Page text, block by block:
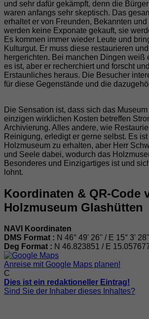
und sehr dafür gekämpft, denn die
waren anfangs sehr skeptisch. Das
erhaltet er von Freunden, Bekannten
werden keine Exponate gekauft, sie
Es kommen immer wieder Leute und
Kulturgut. Er muss diese restaurieren
hergerichten. Bei manchen Dingen weiß
es ist, aber er recherchiert und forscht
Erstaunliches heraus. Die Besucher
für diese Gegenstände und die
Die Sensation ist, dass sich das
einzigen wirklichen Kosten betreffen
Archivierung. Alles andere, wie
Reinigung, erledigt er gerne selbst. Es
Holzmuseum zu erhalten, aber Herr
und Seele dabei, wodurch das
Besonderes und Einzigartiges ist und
lohnt.
Koordinaten & QR-Code
Holzmuseum Glashütten
NAVI Koordinaten
DMS Format : N 46° 49' 26'' / E 15° 3' 28''
Deg Format : N 46.823851 / E
Anreise mit Google Maps planen!
C
Dies ist ein redaktioneller Eintrag!
Sind Sie der Inhaber dieses Inhaltes?